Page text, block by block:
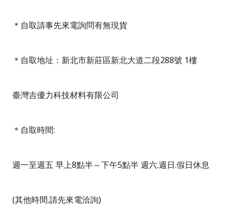
＊自取請事先來電詢問有無現貨
＊自取地址：新北市新莊區新北大道二段288號 1樓
臺灣吉優力科技材料有限公司
＊自取時間:
週一至週五 早上8點半～下午5點半週六.週日.假日休息
(其他時間.請先來電洽詢)